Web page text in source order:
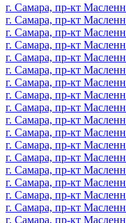
г. Самара, пр-кт
г. Самара, пр-кт
г. Самара, пр-кт
г. Самара, пр-кт
г. Самара, пр-кт
г. Самара, пр-кт
г. Самара, пр-кт
г. Самара, пр-кт
г. Самара, пр-кт
г. Самара, пр-кт
г. Самара, пр-кт
г. Самара, пр-кт
г. Самара, пр-кт
г. Самара, пр-кт
г. Самара, пр-кт
г. Самара, пр-кт
г. Самара, пр-кт
г. Самара, пр-кт